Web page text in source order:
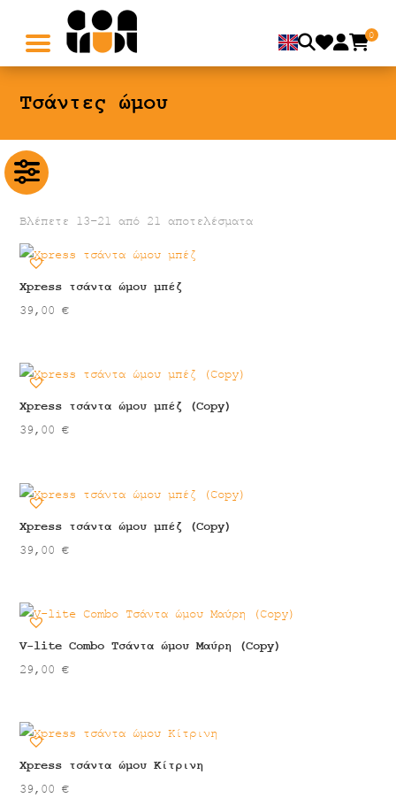
0
Τσάντες ώμου
Βλέπετε 13–21 από 21 αποτελέσματα
Xpress τσάντα ώμου μπέζ
39,00€
Xpress τσάντα ώμου μπέζ (Copy)
39,00€
Xpress τσάντα ώμου μπέζ (Copy)
39,00€
V-lite Combo Τσάντα ώμου Μαύρη (Copy)
29,00€
Xpress τσάντα ώμου Κίτρινη
39,00€